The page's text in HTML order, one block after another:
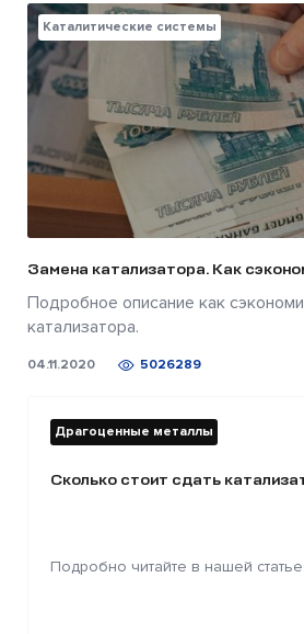
Каталитические системы
Замена катализатора. Как
Подробное описание как
катализатора.
04.11.2020 5026289
Драгоценные металлы
Сколько стоит сдать
Подробно читайте в нашей статье.